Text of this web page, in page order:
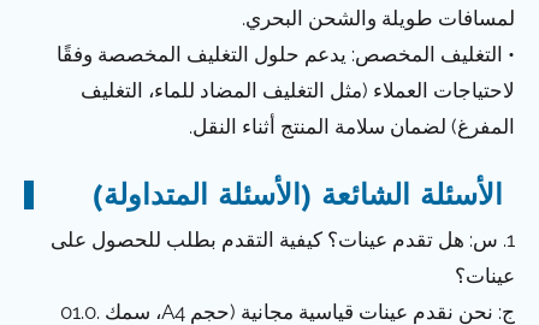
لمسافات طويلة والشحن البحري.
• التغليف المخصص: يدعم حلول التغليف المخصصة وفقًا
لاحتياجات العملاء (مثل التغليف المضاد للماء، التغليف
المفرغ) لضمان سلامة المنتج أثناء النقل.
الأسئلة الشائعة (الأسئلة المتداولة)
1. س: هل تقدم عينات؟ كيفية التقدم بطلب للحصول على
عينات؟
ج: نحن نقدم عينات قياسية مجانية (حجم A4، سمك .01.0